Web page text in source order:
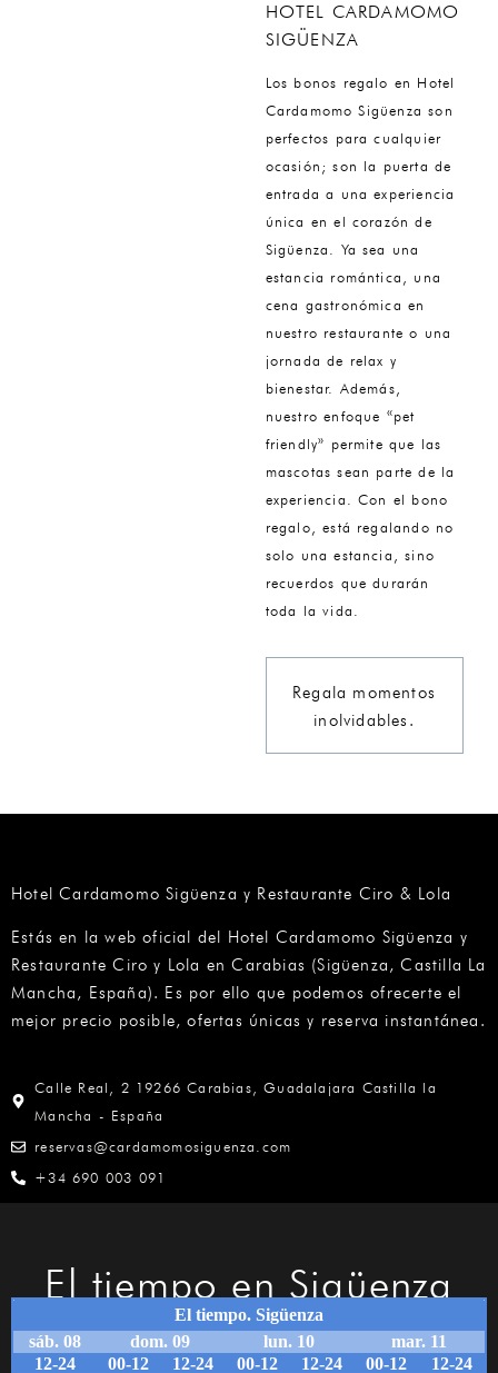
HOTEL CARDAMOMO
SIGÜENZA
Los bonos regalo en Hotel
Cardamomo Sigüenza son
perfectos para cualquier
ocasión; son la puerta de
entrada a una experiencia
única en el corazón de
Sigüenza. Ya sea una
estancia romántica, una
cena gastronómica en
nuestro restaurante o una
jornada de relax y
bienestar. Además,
nuestro enfoque «pet
friendly» permite que las
mascotas sean parte de la
experiencia. Con el bono
regalo, está regalando no
solo una estancia, sino
recuerdos que durarán
toda la vida.
Regala momentos
inolvidables.
Hotel Cardamomo Sigüenza y Restaurante Ciro & Lola
Estás en la web oficial del Hotel Cardamomo Sigüenza y
Restaurante Ciro y Lola en Carabias (Sigüenza, Castilla La
Mancha, España). Es por ello que podemos ofrecerte el
mejor precio posible, ofertas únicas y reserva instantánea.
Calle Real, 2 19266 Carabias, Guadalajara Castilla la
Mancha - España
reservas@cardamomosiguenza.com
+34 690 003 091
El tiempo en Sigüenza